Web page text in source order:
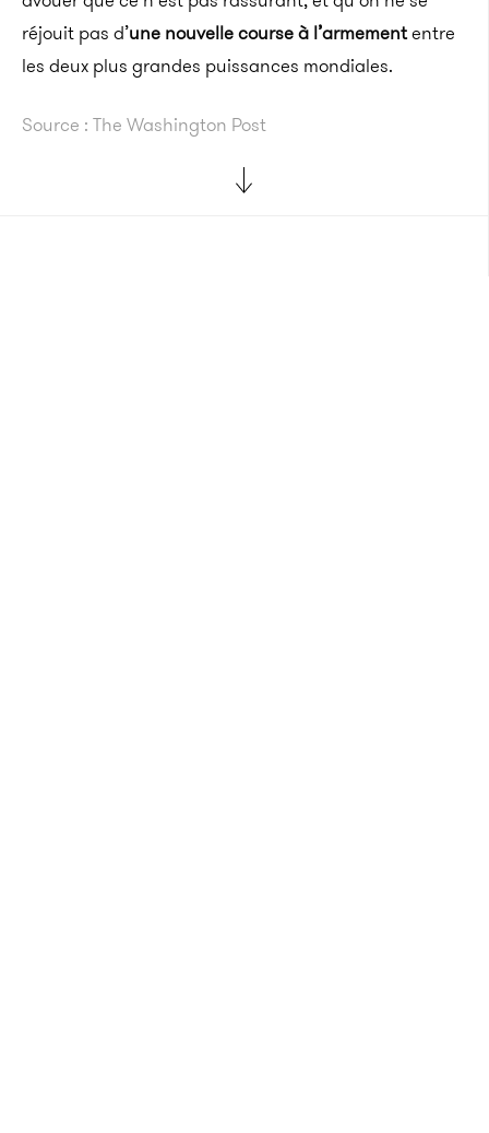
réjouit pas d’une nouvelle course à l’armemententre
les deux plus grandes puissances mondiales.
Source : The Washington Post